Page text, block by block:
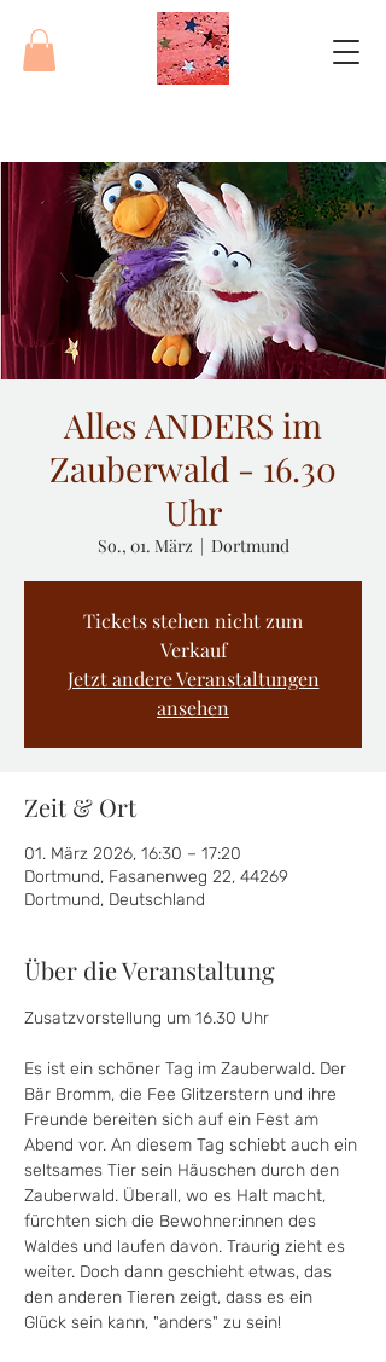
Alles ANDERS im
Zauberwald - 16.30
Uhr
So., 01. März
  |
Dortmund
Tickets stehen nicht zum
Verkauf
Jetzt andere Veranstaltungen
ansehen
Zeit & Ort
01. März 2026, 16:30 – 17:20
Dortmund, Fasanenweg 22, 44269
Dortmund, Deutschland
Über die Veranstaltung
Zusatzvorstellung um 16.30 Uhr
Es ist ein schöner Tag im Zauberwald. Der
Bär Bromm, die Fee Glitzerstern und ihre
Freunde bereiten sich auf ein Fest am
Abend vor. An diesem Tag schiebt auch ein
seltsames Tier sein Häuschen durch den
Zauberwald. Überall, wo es Halt macht,
fürchten sich die Bewohner:innen des
Waldes und laufen davon. Traurig zieht es
weiter. Doch dann geschieht etwas, das
den anderen Tieren zeigt, dass es ein
Glück sein kann, "anders" zu sein!